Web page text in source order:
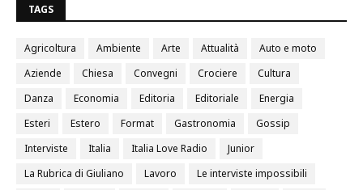
TAGS
Agricoltura Ambiente Arte Attualità
Auto e moto
Aziende
Chiesa Convegni Crociere
Cultura
Danza
Economia Editoria Editoriale
Energia
Esteri
Estero Format Gastronomia
Gossip
Interviste
Italia Italia Love Radio
Junior
La Rubrica di Giuliano
Lavoro
Le interviste impossibili